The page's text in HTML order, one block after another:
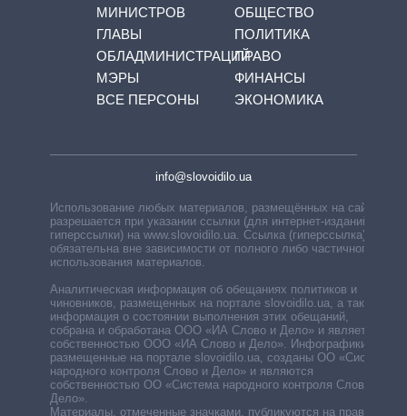
МИНИСТРОВ
ГЛАВЫ
ОБЛАДМИНИСТРАЦИЙ
МЭРЫ
ВСЕ ПЕРСОНЫ
ОБЩЕСТВО
ПОЛИТИКА
ПРАВО
ФИНАНСЫ
ЭКОНОМИКА
info@slovoidilo.ua
Использование любых материалов, размещённых на сайте,
разрешается при указании ссылки (для интернет-изданий —
гиперссылки) на www.slovoidilo.ua. Ссылка (гиперссылка)
обязательна вне зависимости от полного либо частичного
использования материалов.
Аналитическая информация об обещаниях политиков и
чиновников, размещенных на портале slovoidilo.ua, а также
информация о состоянии выполнения этих обещаний,
собрана и обработана ООО «ИА Слово и Дело» и является
собственностью ООО «ИА Слово и Дело». Инфографики,
размещенные на портале slovoidilo.ua, созданы ОО «Система
народного контроля Слово и Дело» и являются
собственностью ОО «Система народного контроля Слово и
Дело».
Материалы, отмеченные значками, публикуются на правах